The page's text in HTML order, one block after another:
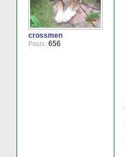
crossmen
Posts: 656